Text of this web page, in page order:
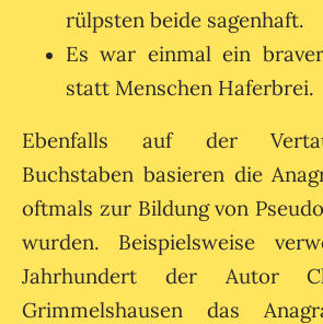
rülpsten beide sagenhaft.
Es war einmal ein
statt Menschen Haferbrei.
Ebenfalls auf der
Buchstaben basieren die
oftmals zur Bildung von
wurden. Beispielsweise
Jahrhundert der Autor
Grimmelshausen das